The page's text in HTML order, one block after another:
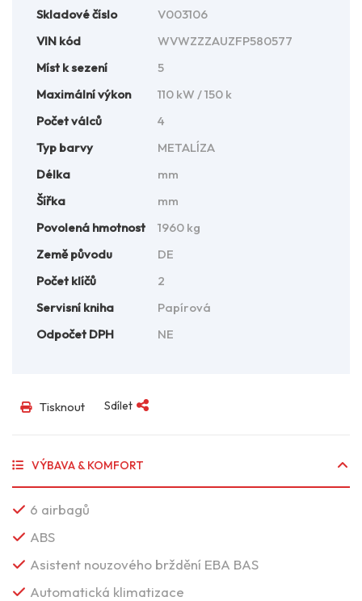
Skladové číslo
V003106
VIN kód
WVWZZZAUZFP580577
Míst k sezení
5
Maximální výkon
110 kW / 150 k
Počet válců
4
Typ barvy
METALÍZA
Délka
mm
Šířka
mm
Povolená hmotnost
1960 kg
Země původu
DE
Počet klíčů
2
Servisní kniha
Papírová
Odpočet DPH
NE
Tisknout Sdílet
VÝBAVA & KOMFORT
6 airbagů
ABS
Asistent nouzového brždění EBA BAS
Automatická klimatizace